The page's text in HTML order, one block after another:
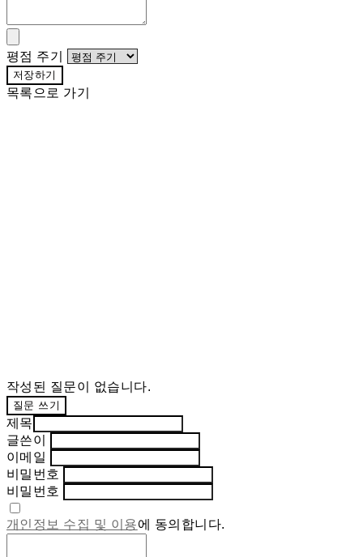
평점 주기
저장하기
목록으로 가기
작성된 질문이 없습니다.
질문 쓰기
제목
글쓴이
이메일
비밀번호
비밀번호
개인정보 수집 및 이용에 동의합니다.